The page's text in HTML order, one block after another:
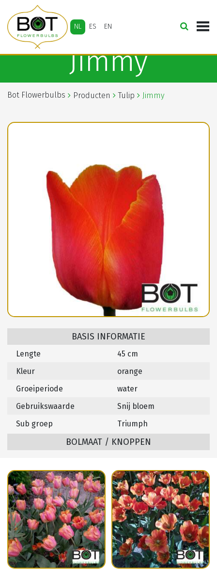
NL ES EN
Jimmy
Bot Flowerbulbs Producten Tulip Jimmy
BASIS INFORMATIE
Lengte
45 cm
Kleur
orange
Groeiperiode
water
Gebruikswaarde
Snij bloem
Sub groep
Triumph
BOLMAAT / KNOPPEN